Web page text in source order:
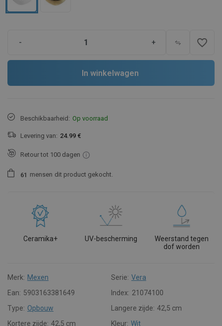
- + favorite_border
In winkelwagen
Beschikbaarheid: Op voorraad
Levering van: 24.99 €
Retour tot 100 dagen
61 mensen dit product gekocht.
Ceramika+ UV-bescherming
Weerstand tegen
dof worden
Merk: Mexen Serie: Vera
Ean: 5903163381649 Index: 21074100
Type: Opbouw Langere zijde: 42,5 cm
Kortere zijde: 42,5 cm Kleur: Wit